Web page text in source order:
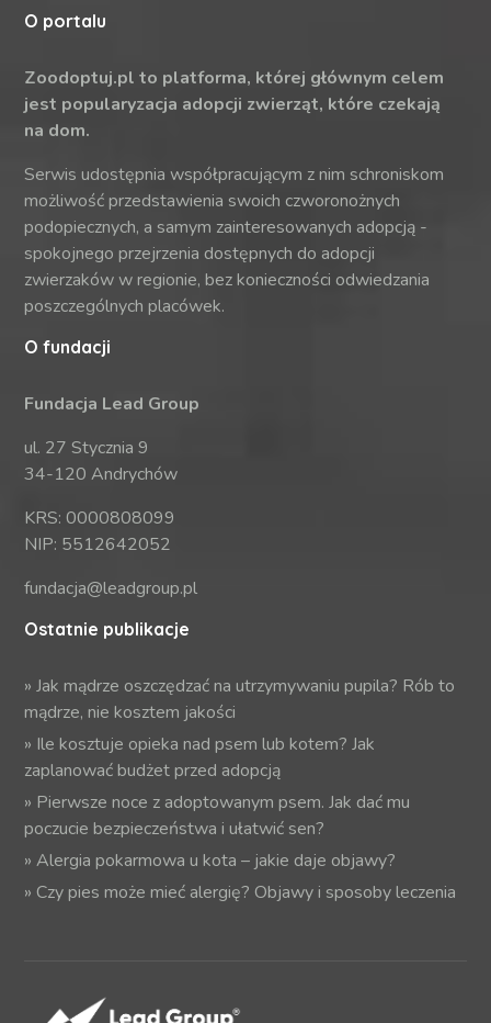
O portalu
Zoodoptuj.pl to platforma, której głównym celem
jest popularyzacja adopcji zwierząt, które czekają
na dom.
Serwis udostępnia współpracującym z nim schroniskom
możliwość przedstawienia swoich czworonożnych
podopiecznych, a samym zainteresowanych adopcją -
spokojnego przejrzenia dostępnych do adopcji
zwierzaków w regionie, bez konieczności odwiedzania
poszczególnych placówek.
O fundacji
Fundacja Lead Group
ul. 27 Stycznia 9
34-120 Andrychów
KRS: 0000808099
NIP: 5512642052
fundacja@leadgroup.pl
Ostatnie publikacje
»Jak mądrze oszczędzać na utrzymywaniu pupila? Rób to
mądrze, nie kosztem jakości
» Ile kosztuje opieka nad psem lub kotem? Jak
zaplanować budżet przed adopcją
» Pierwsze noce z adoptowanym psem. Jak dać mu
poczucie bezpieczeństwa i ułatwić sen?
»Alergia pokarmowa u kota – jakie daje objawy?
»Czy pies może mieć alergię? Objawy i sposoby leczenia